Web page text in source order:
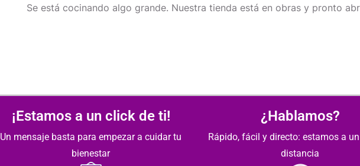
Se está cocinando algo grande. Nuestra tienda está en obras y pronto
¡Estamos a un click de ti!
Un mensaje basta para empezar a cuidar tu
bienestar
¿Hablamos?
Rápido, fácil y directo: estamos a
distancia